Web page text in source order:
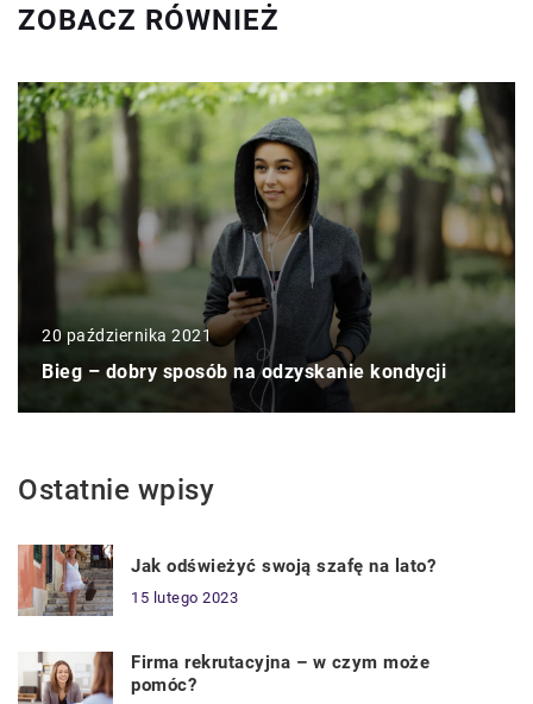
ZOBACZ RÓWNIEŻ
20 października 2021
Bieg – dobry sposób na odzyskanie kondycji
Ostatnie wpisy
Jak odświeżyć swoją szafę na lato?
15 lutego 2023
Firma rekrutacyjna – w czym może
pomóc?